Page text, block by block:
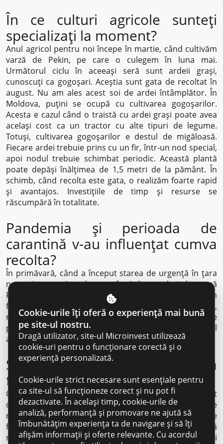
În ce culturi agricole sunteți
specializați la moment?
Anul agricol pentru noi începe în martie, când cultivăm
varză de Pekin, pe care o culegem în luna mai.
Următorul ciclu în aceeași seră sunt ardeii grași,
cunoscuți ca gogoșari. Aceștia sunt gata de recoltat în
august. Nu am ales acest soi de ardei întâmplător. În
Moldova, puțini se ocupă cu cultivarea gogoșarilor.
Acesta e cazul când o traistă cu ardei grași poate avea
același cost ca un tractor cu alte tipuri de legume.
Totuși, cultivarea gogoșarilor e destul de migăloasă.
Fiecare ardei trebuie prins cu un fir, într-un nod special,
apoi nodul trebuie schimbat periodic. Această plantă
poate depăși înălțimea de 1,5 metri de la pământ. În
schimb, când recolta este gata, o realizăm foarte rapid
și avantajos. Investițiile de timp și resurse se
răscumpără în totalitate.
Pandemia și perioada de
carantină v-au influențat cumva
recolta?
În primăvară, când a început starea de urgență în țara
noastră, au scăzut brusc vânzările recoltei de varză
Pekin. Oamenilor le era frică să iasă la cumpărături. Am
fost nevoiți să o vindem la jumătate de preț. În schimb,
recolta de gogoșari ne-a acoperit practic toate
pierderile din primăvară. Un preț la fel de bun ca anul
acesta nu a fost niciodată.
Sunteți mulțumit de schimbarea
făcută?
Cu siguranță, da! Serele nu sunt deloc o ocupație atât
de ușoară. Necesită multă muncă și dedicație. Dacă te
relaxezi puțin, poți să pierzi tot, dar rezultatele
frumoase la care am reușit să ajungem ne motivează să
mergem înainte. Ne-au ajutat să ne creștem afacerea și
Cookie-urile îți oferă o experiență mai bună
pe site-ul nostru.
Dragă utilizator, site-ul Microinvest utilizează
cookie-uri pentru o funcționare corectă și o
experiență personalizată.
Cookie-urile strict necesare sunt esențiale pentru
ca site-ul să funcționeze corect și nu pot fi
dezactivate. În același timp, cookie-urile de
analiză, performanță și promovare ne ajută să
îmbunătățim experiența ta de navigare și să îți
afișăm informații și oferte relevante. Cu acordul